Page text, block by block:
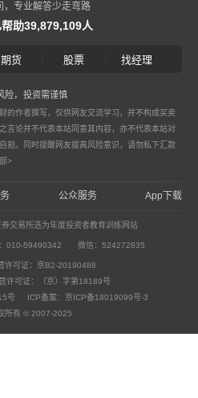
，专业解答少走弯路
助39,879,109人
期货 股票 找经理
险，投资需谨慎
的作者撰写，仅供网友交流学习，并不构成买卖
言论并不代表本站同意其内容，亦不代表本站对
担。同时提醒网友提高风险意识，请勿私下汇款
>
公众服务 App下载
交易所选为年度投资者教育训练网站
010-59490342 微信：524272835
许可证：京B2-20190488
许可证：（京）字第18189号
号 ICP备案：京ICP备18019099号-3
所有 © 2007-2025